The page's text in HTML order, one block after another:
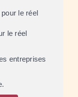
le réel
le réel
entreprises